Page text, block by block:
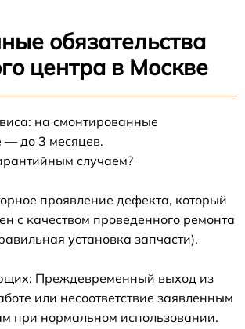
обязательства
центра в Москве
на смонтированные
до 3 месяцев.
случаем?
проявление дефекта, который
с качеством проведенного ремонта
установка запчасти).
Преждевременный выход из
или несоответствие заявленным
при нормальном использовании.